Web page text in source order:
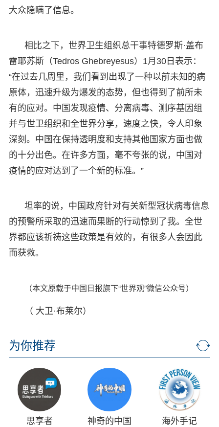
大众隐瞒了信息。
相比之下，世界卫生组织总干事特德罗斯·盖布
雷耶苏斯（Tedros Ghebreyesus）1月30日表示：
“在过去几周里，我们看到出现了一种以前未知的病
原体，迅速升级为爆发的态势，但也得到了前所未
有的应对。中国发现疫情、分离病毒、测序基因组
并与世卫组织和全世界分享，速度之快，令人印象
深刻。中国在保持透明度和支持其他国家方面也做
的十分出色。在许多方面，毫不夸张的说，中国对
疫情的应对达到了一个新的标准。”
坦率的说，中国政府针对有关新型冠状病毒信息
的预警所采取的迅速而果断的行动惊到了我。全世
界都应该祈祷这些政策是有效的，有很多人会因此
而获救。
（本文原载于中国日报旗下“世界观”微信公众号）
（ ​大卫·布莱尔）
为你推荐
思享者 神奇的中国 海外手记